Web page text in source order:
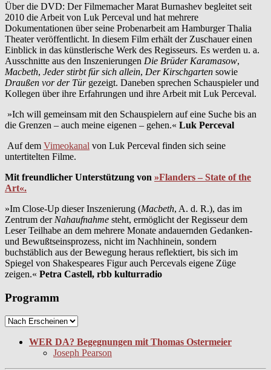
Über die DVD: Der Filmemacher Marat Burnashev begleitet seit
2010 die Arbeit von Luk Perceval und hat mehrere
Dokumentationen über seine Probenarbeit am Hamburger Thalia
Theater veröffentlicht. In diesem Film erhält der Zuschauer einen
Einblick in das künstlerische Werk des Regisseurs. Es werden u. a.
Ausschnitte aus den Inszenierungen Die Brüder Karamasow,
Macbeth, Jeder stirbt für sich allein, Der Kirschgarten sowie
Draußen vor der Tür gezeigt. Daneben sprechen Schauspieler und
Kollegen über ihre Erfahrungen und ihre Arbeit mit Luk Perceval.
»Ich will gemeinsam mit den Schauspielern auf eine Suche bis an
die Grenzen – auch meine eigenen – gehen.« Luk Perceval
Auf dem Vimeokanal von Luk Perceval finden sich seine
untertitelten Filme.
Mit freundlicher Unterstützung von »Flanders – State of the
Art«.
»Im Close-Up dieser Inszenierung (Macbeth, A. d. R.), das im
Zentrum der Nahaufnahme steht, ermöglicht der Regisseur dem
Leser Teilhabe an dem mehrere Monate andauernden Gedanken-
und Bewußtseinsprozess, nicht im Nachhinein, sondern
buchstäblich aus der Bewegung heraus reflektiert, bis sich im
Spiegel von Shakespeares Figur auch Percevals eigene Züge
zeigen.« Petra Castell, rbb kulturradio
Programm
WER DA? Begegnungen mit Thomas Ostermeier
Joseph Pearson